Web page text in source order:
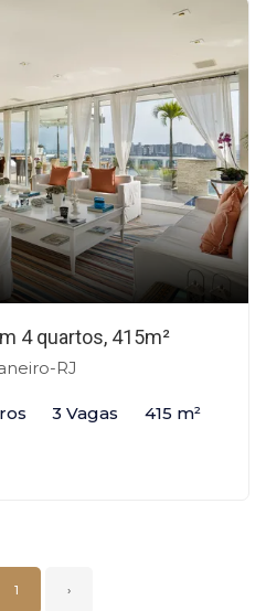
4 quartos, 415m²
RJ
3 Vagas 415 m²
1 ›